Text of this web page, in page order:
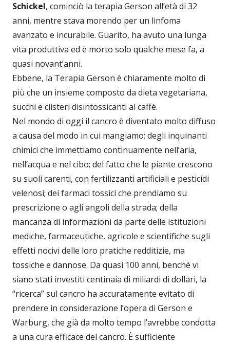
Schickel, cominciò la terapia Gerson all’età di 32
anni, mentre stava morendo per un linfoma
avanzato e incurabile. Guarito, ha avuto una lunga
vita produttiva ed è morto solo qualche mese fa, a
quasi novant’anni.
Ebbene, la Terapia Gerson è chiaramente molto di
più che un insieme composto da dieta vegetariana,
succhi e clisteri disintossicanti al caffè.
Nel mondo di oggi il cancro è diventato molto diffuso
a causa del modo in cui mangiamo; degli inquinanti
chimici che immettiamo continuamente nell’aria,
nell’acqua e nel cibo; del fatto che le piante crescono
su suoli carenti, con fertilizzanti artificiali e pesticidi
velenosi; dei farmaci tossici che prendiamo su
prescrizione o agli angoli della strada; della
mancanza di informazioni da parte delle istituzioni
mediche, farmaceutiche, agricole e scientifiche sugli
effetti nocivi delle loro pratiche redditizie, ma
tossiche e dannose. Da quasi 100 anni, benché vi
siano stati investiti centinaia di miliardi di dollari, la
“ricerca” sul cancro ha accuratamente evitato di
prendere in considerazione l’opera di Gerson e
Warburg, che già da molto tempo l’avrebbe condotta
a una cura efficace del cancro. È sufficiente